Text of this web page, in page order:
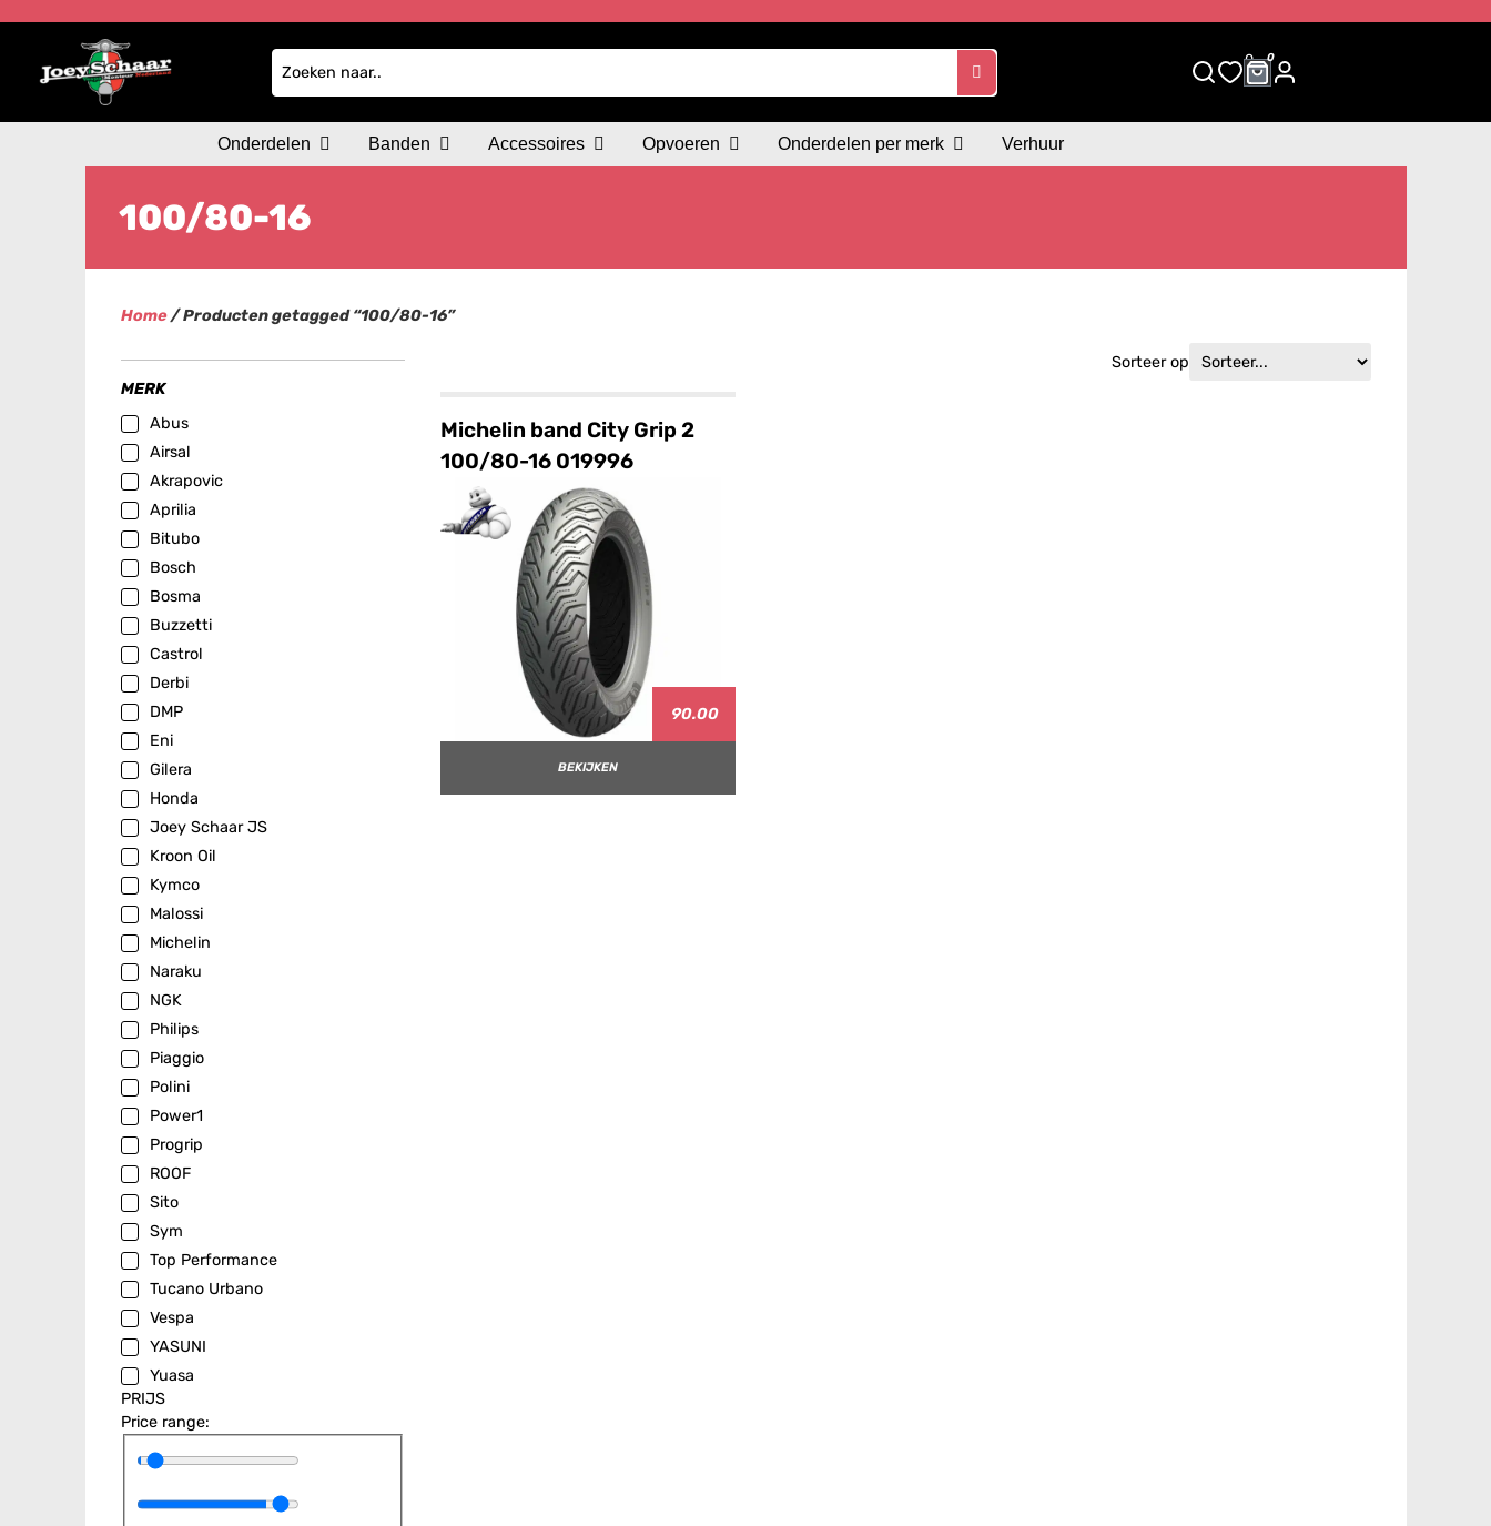
0 0
Onderdelen Banden Accessoires Opvoeren Onderdelen per merk Verhuur
100/80-16
Home/ Producten getagged “100/80-16”
MERK
Abus
Airsal
Akrapovic
Aprilia
Bitubo
Bosch
Bosma
Buzzetti
Castrol
Derbi
DMP
Eni
Gilera
Honda
Joey Schaar JS
Kroon Oil
Kymco
Malossi
Michelin
Naraku
NGK
Philips
Piaggio
Polini
Power1
Progrip
ROOF
Sito
Sym
Top Performance
Tucano Urbano
Vespa
YASUNI
Yuasa
PRIJS
Price range:
Sorteer op
Michelin band City Grip 2
100/80-16 019996
90.00
BEKIJKEN